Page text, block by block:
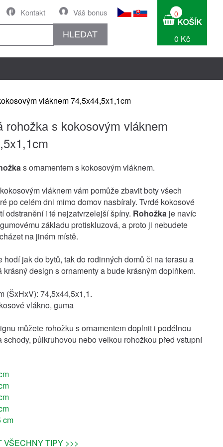
Váš bonus
Kontakt
HLEDAT
0
0 Kč
vláknem 74,5x44,5x1,1cm
rohožka s kokosovým vláknem
s ornamentem s kokosovým vláknem.
vláknem vám pomůže zbavit boty všech
po celém dni mimo domov nasbíraly. Tvrdé kokosové
odstranění i té nejzatvrzelejší špíny. Rohožka je navíc
základu protiskluzová, a proto ji nebudete
na jiném místě.
hodí jak do bytů, tak do rodinných domů či na terasu a
krásný design s ornamenty a bude krásným doplňkem.
(ŠxHxV): 74,5x44,5x1,1.
vlákno, guma
můžete rohožku s ornamentem doplnit i podélnou
schody, půlkruhovou nebo velkou rohožkou před vstupní
cm
VŠECHNY TIPY >>>